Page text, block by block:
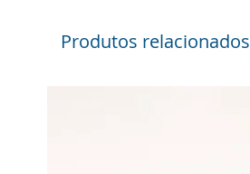
Produtos relacionados